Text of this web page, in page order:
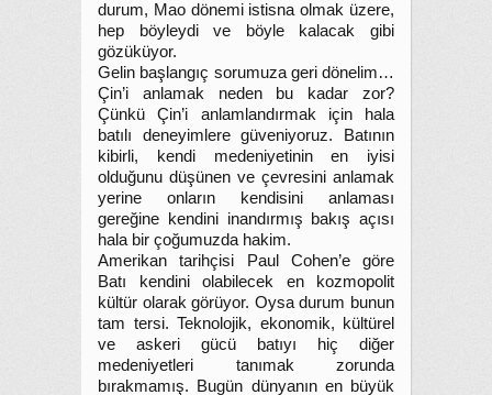
durum, Mao dönemi istisna olmak üzere,
hep böyleydi ve böyle kalacak gibi
gözüküyor.
Gelin başlangıç sorumuza geri dönelim…
Çin’i anlamak neden bu kadar zor?
Çünkü Çin’i anlamlandırmak için hala
batılı deneyimlere güveniyoruz. Batının
kibirli, kendi medeniyetinin en iyisi
olduğunu düşünen ve çevresini anlamak
yerine onların kendisini anlaması
gereğine kendini inandırmış bakış açısı
hala bir çoğumuzda hakim.
Amerikan tarihçisi Paul Cohen’e göre
Batı kendini olabilecek en kozmopolit
kültür olarak görüyor. Oysa durum bunun
tam tersi. Teknolojik, ekonomik, kültürel
ve askeri gücü batıyı hiç diğer
medeniyetleri tanımak zorunda
bırakmamış. Bugün dünyanın en büyük